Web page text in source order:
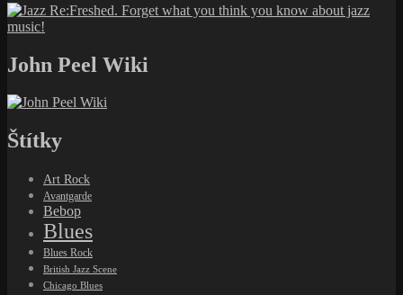
John Peel Wiki
Štítky
Art Rock
Avantgarde
Bebop
Blues
Blues Rock
British Jazz Scene
Chicago Blues